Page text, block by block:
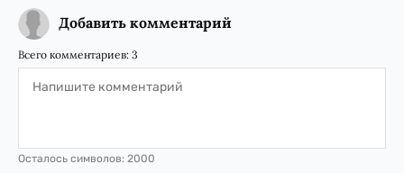
Добавить комментарий
Всего комментариев: 3
Осталось символов: 2000